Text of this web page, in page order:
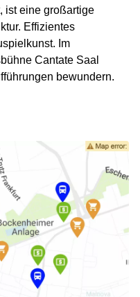
ist eine großartige
Effizientes
Im
Cantate Saal
bewundern.